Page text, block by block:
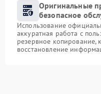
Оригинальные
безопасное
Использование
аккуратная работа с
резервное копирование,
восстановление